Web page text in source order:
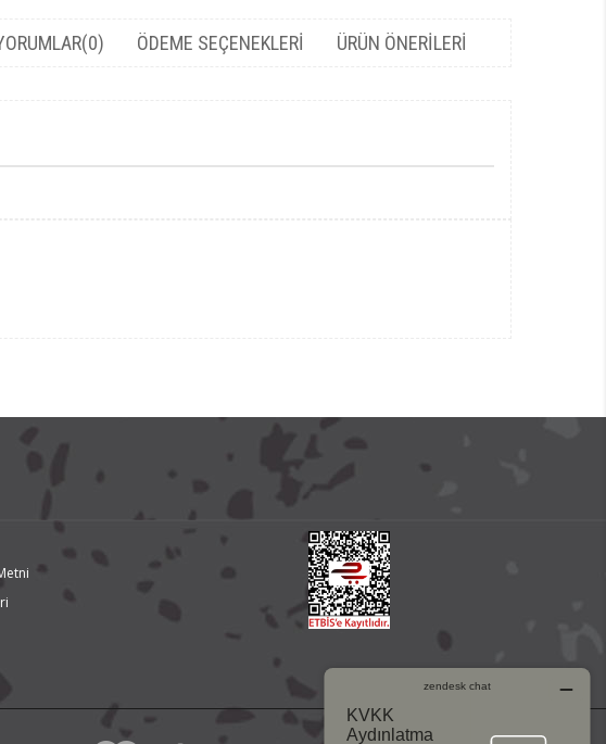
(0) ÖDEME SEÇENEKLERI ÜRÜN ÖNERILERI